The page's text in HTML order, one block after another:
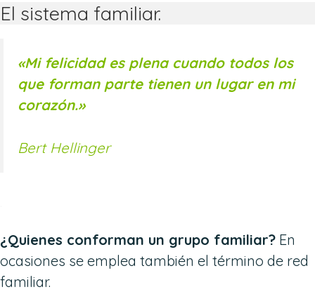
El sistema familiar.
«Mi felicidad es plena cuando todos los
que forman parte tienen un lugar en mi
corazón.»
Bert Hellinger
¿Quienes conforman un grupo familiar? En
ocasiones se emplea también el término de red
familiar.